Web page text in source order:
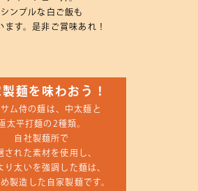
シンプルな 白ご飯も
ます。是非 ご賞味あれ！
製麺を味わおう！
ム侍の麺は、 中太麺と
太平打麺の 2種類。
自社製麺所で
された素材を使用し、
り太いを強調した麺は、
製造した 自家製麺です。